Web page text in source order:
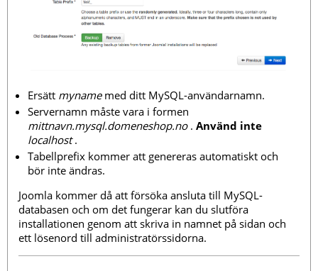
Ersätt mynamemed ditt MySQL-användarnamn.
Servernamn måste vara i formen
mittnavn.mysql.domeneshop.no. Använd inte
localhost.
Tabellprefix kommer att genereras automatiskt och
bör inte ändras.
Joomla kommer då att försöka ansluta till MySQL-
databasen och om det fungerar kan du slutföra
installationen genom att skriva in namnet på sidan och
ett lösenord till administratörssidorna.